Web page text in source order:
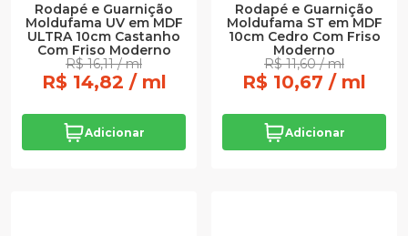
Rodapé e Guarnição
Moldufama UV em MDF
ULTRA 10cm Castanho
Com Friso Moderno
R$ 16,11 / ml
R$ 14,82 / ml
Adicionar
Rodapé e Guarnição
Moldufama ST em MDF
10cm Cedro Com Friso
Moderno
R$ 11,60 / ml
R$ 10,67 / ml
Adicionar